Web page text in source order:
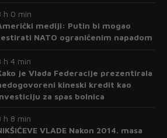
h 0 min
mediji: Putin bi mogao
NATO ograničenim napadom
h 4 min
je Vlada Federacije prezentirala
kineski kredit kao
za spas bolnica
h 8 min
VLADE Nakon 2014. masa